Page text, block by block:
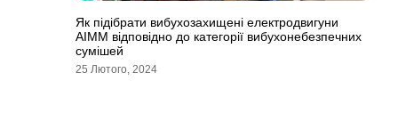
Як підібрати вибухозахищені електродвигуни
АІММ відповідно до категорії вибухонебезпечних
сумішей
25 Лютого, 2024